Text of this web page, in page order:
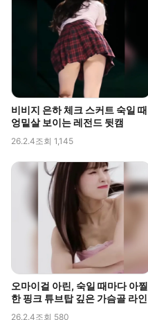
비비지 은하 체크 스커트 숙일 때
엉밑살 보이는 레전드 뒷캠
26.2.4조회 1,145
오마이걸 아린, 숙일 때마다 아찔
한 핑크 튜브탑 깊은 가슴골 라인
26.2.4조회 580